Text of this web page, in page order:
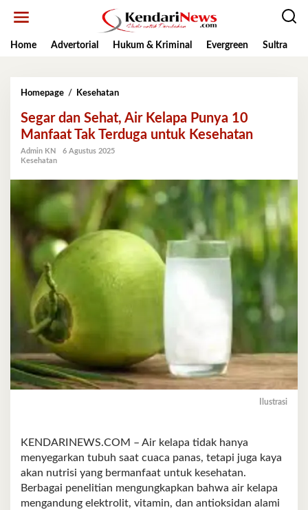
Home
Advertorial Hukum & Kriminal Evergreen Sultra
Homepage / KesehatanSegar
Sehat,
Air
Kelapa
Manfaat
Tak
Terduga
Kesehatan
Segar dan Sehat, Air Kelapa Punya 10
Manfaat Tak Terduga untuk Kesehatan
Admin KN
6 Agustus 2025
Kesehatan
Ilustrasi
KENDARINEWS.COM – Air kelapa tidak hanya
menyegarkan tubuh saat cuaca panas, tetapi juga kaya
akan nutrisi yang bermanfaat untuk kesehatan.
Berbagai penelitian mengungkapkan bahwa air kelapa
mengandung elektrolit, vitamin, dan antioksidan alami